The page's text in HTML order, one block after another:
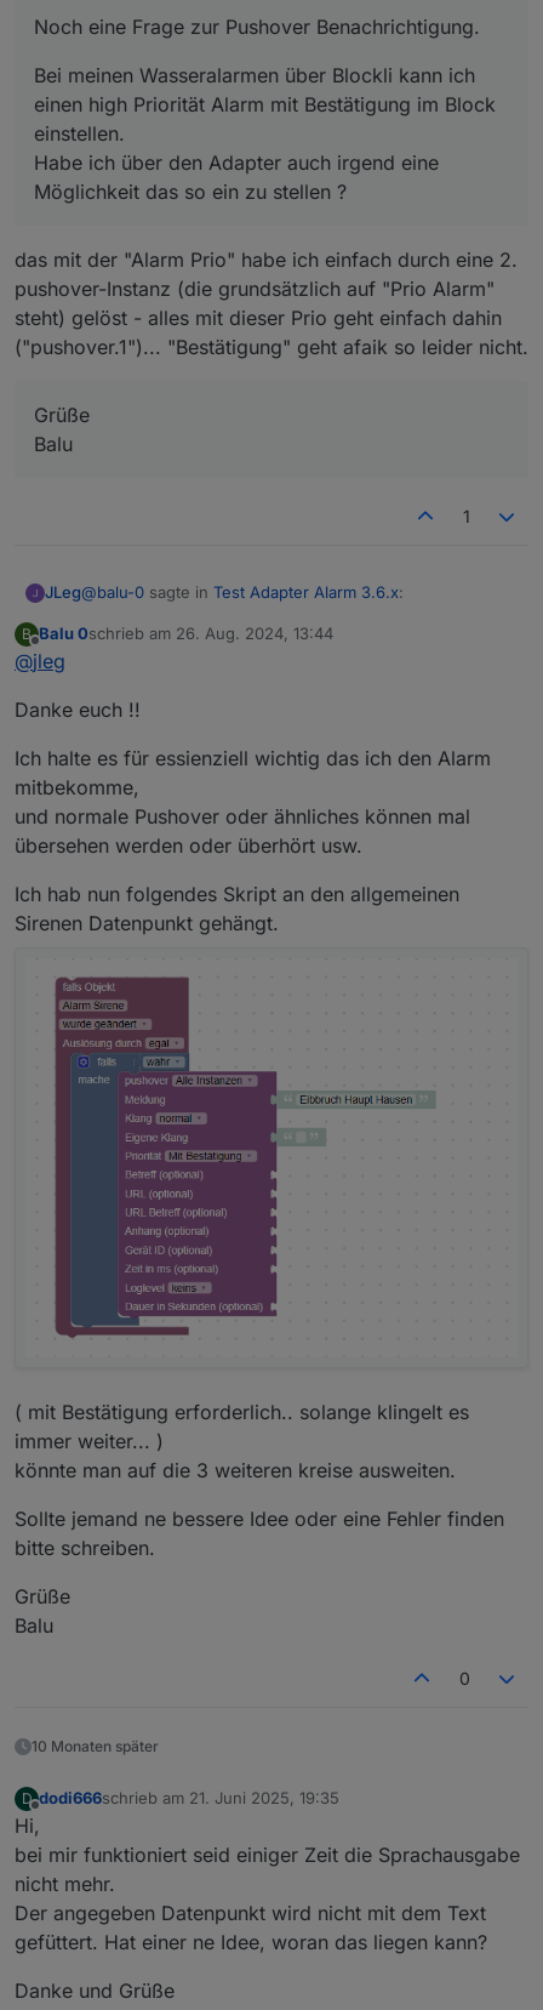
Noch eine Frage zur Pushover Benachrichtigung.
Bei meinen Wasseralarmen über Blockli kann ich
einen high Priorität Alarm mit Bestätigung im Block
einstellen.
Habe ich über den Adapter auch irgend eine
Möglichkeit das so ein zu stellen ?
das mit der "Alarm Prio" habe ich einfach durch eine 2.
pushover-Instanz (die grundsätzlich auf "Prio Alarm"
steht) gelöst - alles mit dieser Prio geht einfach dahin
("pushover.1")... "Bestätigung" geht afaik so leider nicht.
Grüße
Balu
1
JLeg@balu-0 sagte in Test Adapter Alarm 3.6.x:
Bei meinen Wasseralarmen über Blockli kann ich
einen high Priorität Alarm mit Bestätigung im Block
einstellen.
Habe ich über den Adapter auch irgend eine
Möglichkeit das so ein zu stellen ?
das mit der "Alarm Prio" habe ich einfach durch eine 2.
pushover-Instanz (die grundsätzlich auf "Prio Alarm"
steht) gelöst - alles mit dieser Prio geht einfach dahin
("pushover.1")... "Bestätigung" geht afaik so leider nicht.
Grüße
Balu
B
Offline
Balu 0schrieb am 26. Aug. 2024, 13:44
zuletzt editiert von
@jleg
Danke euch !!
Ich halte es für essienziell wichtig das ich den Alarm
mitbekomme,
und normale Pushover oder ähnliches können mal
übersehen werden oder überhört usw.
Ich hab nun folgendes Skript an den allgemeinen
Sirenen Datenpunkt gehängt.
( mit Bestätigung erforderlich.. solange klingelt es
immer weiter... )
könnte man auf die 3 weiteren kreise ausweiten.
Sollte jemand ne bessere Idee oder eine Fehler finden
bitte schreiben.
Grüße
Balu
0
10 Monaten später
D
Offline
dodi666schrieb am 21. Juni 2025, 19:35
zuletzt editiert von
Hi,
bei mir funktioniert seid einiger Zeit die Sprachausgabe
nicht mehr.
Der angegeben Datenpunkt wird nicht mit dem Text
gefüttert. Hat einer ne Idee, woran das liegen kann?
Danke und Grüße